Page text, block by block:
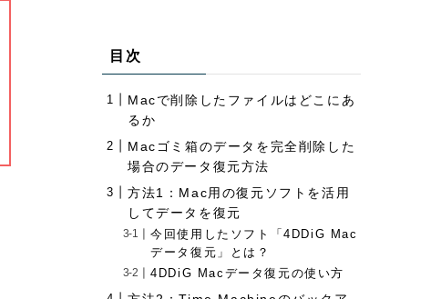
目次
Macで削除したファイルはどこにあ
るか
Macゴミ箱のデータを完全削除した
場合のデータ復元方法
方法1：Mac用の復元ソフトを活用
してデータを復元
今回使用したソフト「4DDiG Mac
データ復元」とは？
4DDiG Macデータ復元の使い方